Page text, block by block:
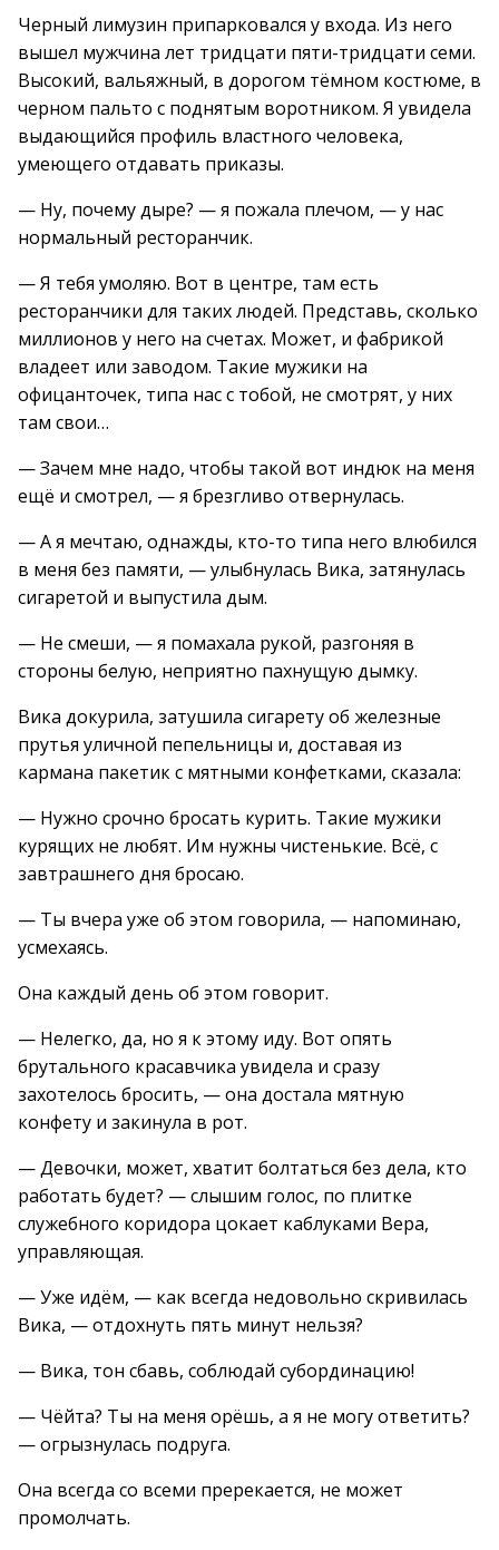
Черный лимузин припарковался у входа. Из него
вышел мужчина лет тридцати пяти-тридцати семи.
Высокий, вальяжный, в дорогом тёмном костюме, в
черном пальто с поднятым воротником. Я увидела
выдающийся профиль властного человека,
умеющего отдавать приказы.
— Ну, почему дыре? — я пожала плечом, — у нас
нормальный ресторанчик.
— Я тебя умоляю. Вот в центре, там есть
ресторанчики для таких людей. Представь, сколько
миллионов у него на счетах. Может, и фабрикой
владеет или заводом. Такие мужики на
офицанточек, типа нас с тобой, не смотрят, у них
там свои…
— Зачем мне надо, чтобы такой вот индюк на меня
ещё и смотрел, — я брезгливо отвернулась.
— А я мечтаю, однажды, кто-то типа него влюбился
в меня без памяти, — улыбнулась Вика, затянулась
сигаретой и выпустила дым.
— Не смеши, — я помахала рукой, разгоняя в
стороны белую, неприятно пахнущую дымку.
Вика докурила, затушила сигарету об железные
прутья уличной пепельницы и, доставая из
кармана пакетик с мятными конфетками, сказала:
— Нужно срочно бросать курить. Такие мужики
курящих не любят. Им нужны чистенькие. Всё, с
завтрашнего дня бросаю.
— Ты вчера уже об этом говорила, — напоминаю,
усмехаясь.
Она каждый день об этом говорит.
— Нелегко, да, но я к этому иду. Вот опять
брутального красавчика увидела и сразу
захотелось бросить, — она достала мятную
конфету и закинула в рот.
— Девочки, может, хватит болтаться без дела, кто
работать будет? — слышим голос, по плитке
служебного коридора цокает каблуками Вера,
управляющая.
— Уже идём, — как всегда недовольно скривилась
Вика, — отдохнуть пять минут нельзя?
— Вика, тон сбавь, соблюдай субординацию!
— Чёйта? Ты на меня орёшь, а я не могу ответить?
— огрызнулась подруга.
Она всегда со всеми пререкается, не может
промолчать.